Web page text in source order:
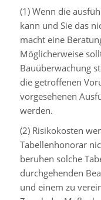
(1) Wenn die
kann und Sie das
macht eine
Möglicherweise
Bauüberwachung
die getroffenen
vorgesehenen
werden.
(2) Risikokosten
Tabellenhonorar
beruhen solche
durchgehenden
und einem zu